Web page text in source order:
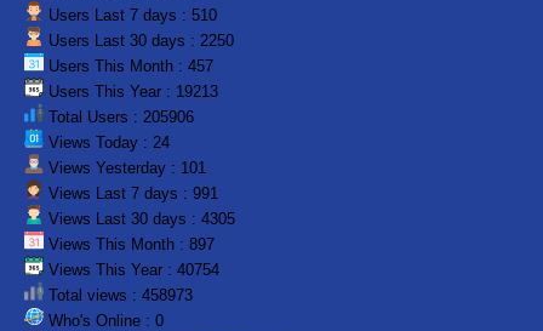
Users Last 7 days : 510
Users Last 30 days : 2250
Users This Month : 457
Users This Year : 19213
Total Users : 205906
Views Today : 24
Views Yesterday : 101
Views Last 7 days : 991
Views Last 30 days : 4305
Views This Month : 897
Views This Year : 40754
Total views : 458973
Who's Online : 0